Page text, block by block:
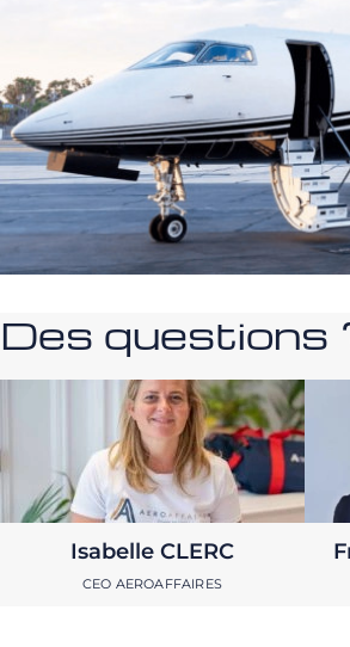
Des questions
Isabelle CLERC
CEO AEROAFFAIRES